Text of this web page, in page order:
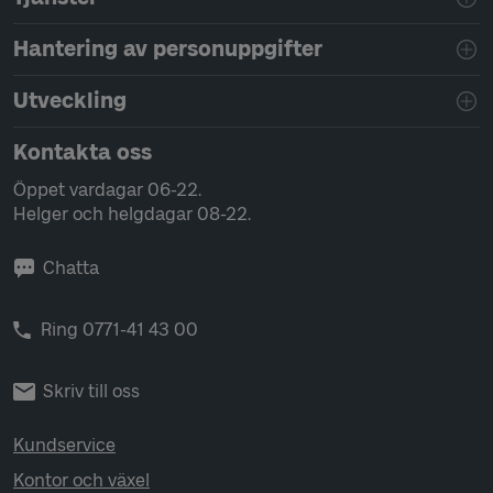
Hantering av personuppgifter
Utveckling
Kontakta oss
Öppet vardagar 06-22.
Helger och helgdagar 08-22.
Chatta
Ring 0771-41 43 00
Skriv till oss
Kundservice
Kontor och växel